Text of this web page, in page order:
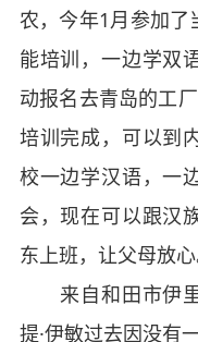
农，今年1月参加了
能培训，一边学双
动报名去青岛的工
培训完成，可以到
校一边学汉语，一
会，现在可以跟汉
东上班，让父母放心
来自和田市伊里
提·伊敏过去因没有